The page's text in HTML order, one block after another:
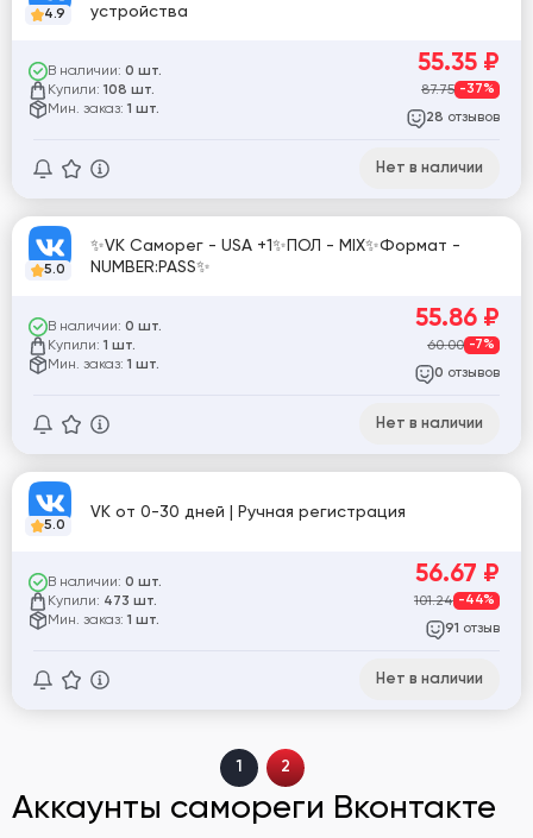
4.9 устройства
В наличии: 0 шт.
Купили: 108 шт.
Мин. заказ: 1 шт.
55.35 ₽
87.75 -37%
28 отзывов
Нет в наличии
5.0
✨VK Саморег - USA +1✨ПОЛ - MIX✨Формат -
NUMBER:PASS✨
В наличии: 0 шт.
Купили: 1 шт.
Мин. заказ: 1 шт.
55.86 ₽
60.00 -7%
0 отзывов
Нет в наличии
5.0
VK от 0-30 дней | Ручная регистрация
В наличии: 0 шт.
Купили: 473 шт.
Мин. заказ: 1 шт.
56.67 ₽
101.24 -44%
91 отзыв
Нет в наличии
1 2
Аккаунты самореги Вконтакте